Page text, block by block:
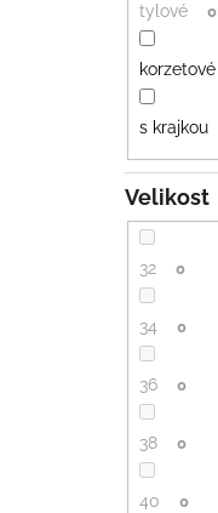
tylové 0
korzetové
s krajkou
Velikost
32 0
34 0
36 0
38 0
40 0